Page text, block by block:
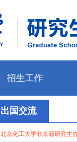
招生工作
出国交流
北京化工大学非京籍研究生